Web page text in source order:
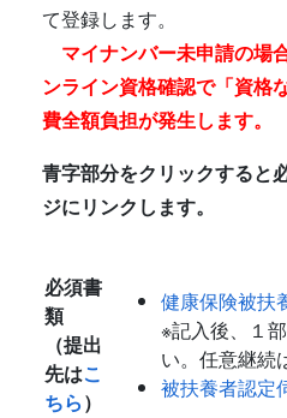
て登録します。
マイナンバー未申請の場
ンライン資格確認で「資格
費全額負担が発生します。
青字部分をクリックすると
ジにリンクします。
必須書
類
（提出
先はこ
ちら）
健康保険被扶
※記入後、１
い。任意継続
被扶養者認定